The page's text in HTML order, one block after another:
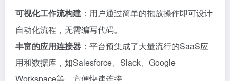
可视化工作流构建 ：用户通过简单的拖放操作即可设计
自动化流程，无需编写代码。
丰富的应用连接器 ：平台预集成了大量流行的SaaS应
用和数据库，如Salesforce、Slack、Google